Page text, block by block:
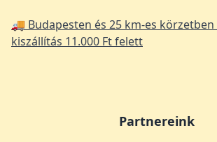
🚚 Budapesten és 25 km-es körzetben
kiszállítás 11.000 Ft felett
Partnereink